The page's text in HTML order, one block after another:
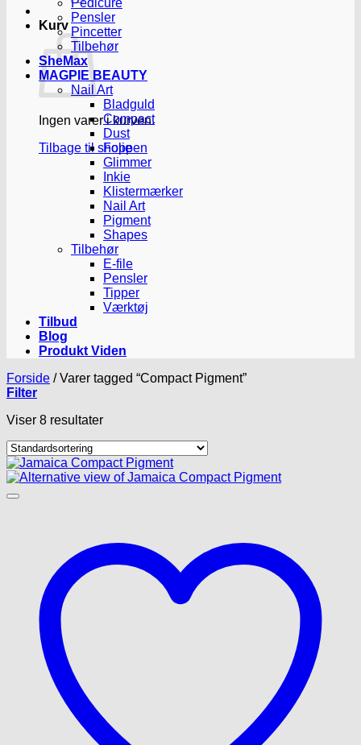
Kurv
Ingen varer i kurven.
Tilbage til shoppen
Pedicure
Pensler
Pincetter
Tilbehør
SheMax
MAGPIE BEAUTY
Nail Art
Bladguld
Compact
Dust
Folie
Glimmer
Inkie
Klistermærker
Nail Art
Pigment
Shapes
Tilbehør
E-file
Pensler
Tipper
Værktøj
Tilbud
Blog
Produkt Viden
Forside /Varer tagged “Compact Pigment”
Filter
Viser 8 resultater